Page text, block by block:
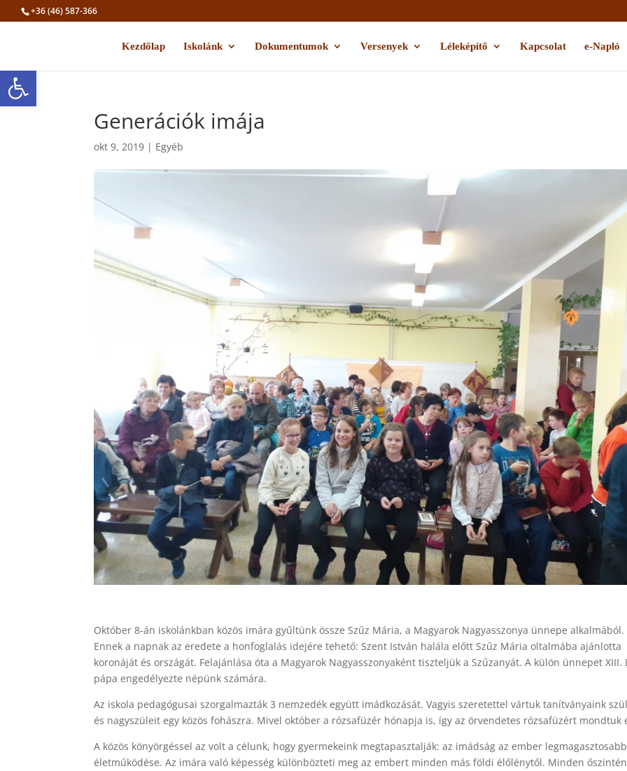
Eszköztár megnyitása
+36 (46) 587-366
Kezdőlap Iskolánk Dokumentumok Versenyek Léleképítő Kapcsolat e-Napló
Generációk imája
okt 9, 2019 | Egyéb
Október 8-án iskolánkban közös imára gyűltünk össze Szűz Mária, a Magyarok Nagyasszonya ünnepe alkalmából.
Ennek a napnak az eredete a honfoglalás idejére tehető: Szent István halála előtt Szűz Mária oltalmába ajánlotta
koronáját és országát. Felajánlása óta a Magyarok Nagyasszonyaként tiszteljük a Szűzanyát. A külön ünnepet XIII.
pápa engedélyezte népünk számára.
Az iskola pedagógusai szorgalmazták 3 nemzedék együtt imádkozását. Vagyis szeretettel vártuk tanítványaink
és nagyszüleit egy közös fohászra. Mivel október a rózsafüzér hónapja is, így az örvendetes rózsafüzért mondtuk
A közös könyörgéssel az volt a célunk, hogy gyermekeink megtapasztalják: az imádság az ember legmagasztosabb
életműködése. Az imára való képesség különbözteti meg az embert minden más földi élőlénytől. Minden őszintén